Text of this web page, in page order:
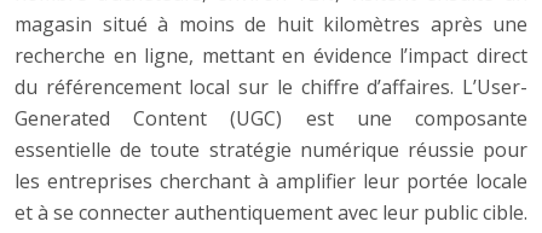
magasin situé à moins de huit kilomètres après une
recherche en ligne, mettant en évidence l’impact direct
du référencement local sur le chiffre d’affaires. L’User-
Generated Content (UGC) est une composante
essentielle de toute stratégie numérique réussie pour
les entreprises cherchant à amplifier leur portée locale
et à se connecter authentiquement avec leur public cible.